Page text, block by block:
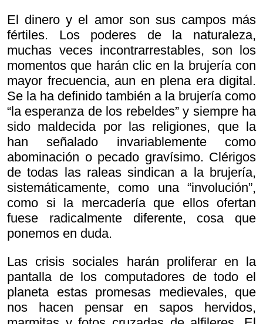
El dinero y el amor son sus campos más
fértiles. Los poderes de la naturaleza,
muchas veces incontrarrestables, son los
momentos que harán clic en la brujería con
mayor frecuencia, aun en plena era digital.
Se la ha definido también a la brujería como
“la esperanza de los rebeldes” y siempre ha
sido maldecida por las religiones, que la
han señalado invariablemente como
abominación o pecado gravísimo. Clérigos
de todas las raleas sindican a la brujería,
sistemáticamente, como una “involución”,
como si la mercadería que ellos ofertan
fuese radicalmente diferente, cosa que
ponemos en duda.
Las crisis sociales harán proliferar en la
pantalla de los computadores de todo el
planeta estas promesas medievales, que
nos hacen pensar en sapos hervidos,